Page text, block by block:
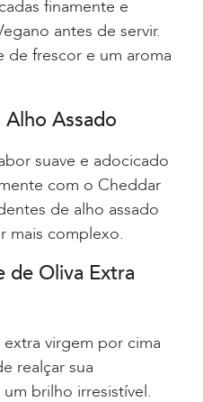
finamente e
antes de servir.
de frescor e um aroma
Assado
suave e adocicado
com o Cheddar
de alho assado
mais complexo.
de Oliva Extra
virgem por cima
realçar sua
brilho irresistível.